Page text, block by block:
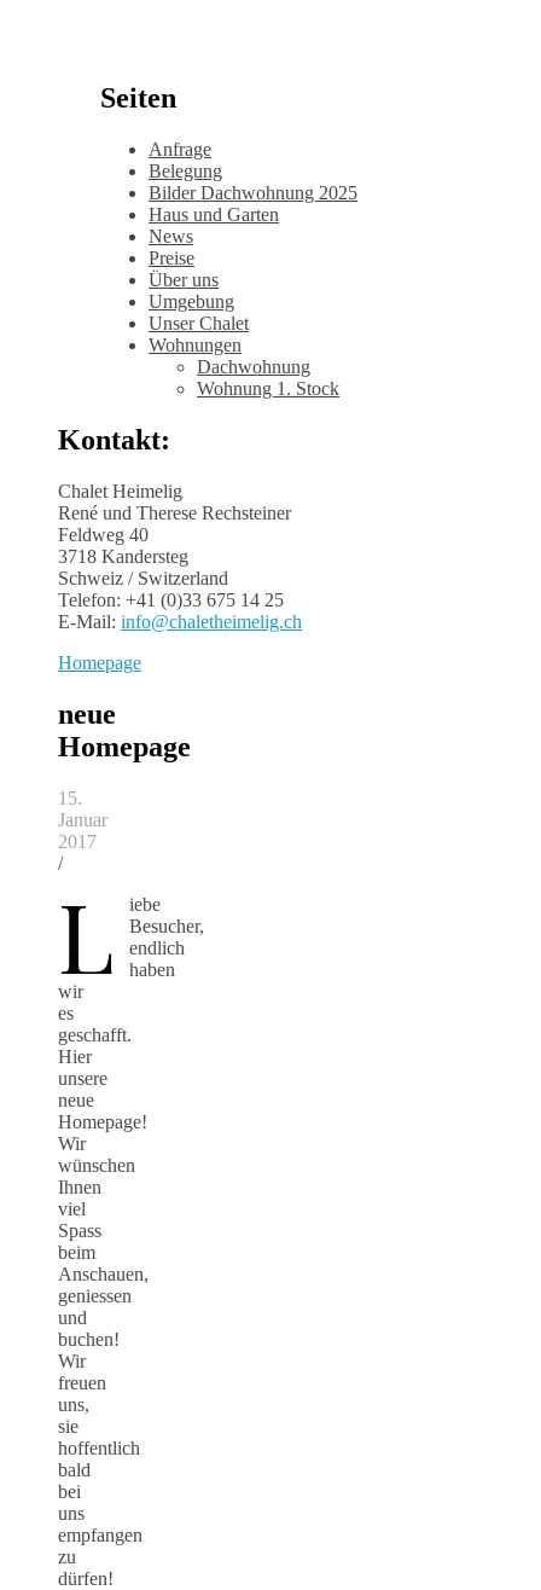
Seiten
Anfrage
Belegung
Bilder Dachwohnung 2025
Haus und Garten
News
Preise
Über uns
Umgebung
Unser Chalet
Wohnungen
Dachwohnung
Wohnung 1. Stock
Kontakt:
Chalet Heimelig
René und Therese Rechsteiner
Feldweg 40
3718 Kandersteg
Schweiz / Switzerland
Telefon: +41 (0)33 675 14 25
E-Mail: info@chaletheimelig.ch
Homepage
neue
Homepage
15.
Januar
2017
/
L
iebe
Besucher,
endlich
haben
wir
es
geschafft.
Hier
unsere
neue
Homepage!
Wir
wünschen
Ihnen
viel
Spass
beim
Anschauen,
geniessen
und
buchen!
Wir
freuen
uns,
sie
hoffentlich
bald
bei
uns
empfangen
zu
dürfen!